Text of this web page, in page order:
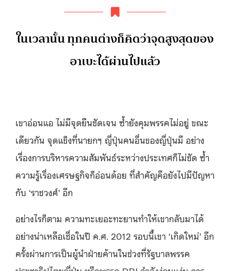
ในเวลานั้น ทุกคนต่างก็คิดว่าจุดสูงสุดของ
อาเบะได้ผ่านไปแล้ว
เขาอ่อนแอ ไม่มีจุดยืนชัดเจน ซ้ำยังคุมพรรคไม่อยู่ ขณะ
เดียวกัน จุดแข็งที่นายกฯ ญี่ปุ่นคนอื่นของญี่ปุ่นมี อย่าง
เรื่องการบริหารความสัมพันธ์ระหว่างประเทศก็ไม่ชัด ซ้ำ
ความรู้เรื่องเศรษฐกิจก็อ่อนด้อย ที่สำคัญคือยังไปมีปัญหา
กับ ‘ราชวงศ์’ อีก
อย่างไรก็ตาม ความทะเยอะทะยานทำให้เขากลับมาได้
อย่างน่าเหลือเชื่อในปี ค.ศ. 2012 รอบนี้เขา ‘เกิดใหม่’ อีก
ครั้งผ่านการเป็นผู้นำฝ่ายค้านในช่วงที่รัฐบาลพรรค